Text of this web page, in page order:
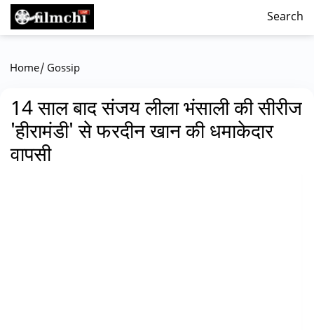
Search
Home/ Gossip
14 साल बाद संजय लीला भंसाली की सीरीज
'हीरामंडी' से फरदीन खान की धमाकेदार
वापसी